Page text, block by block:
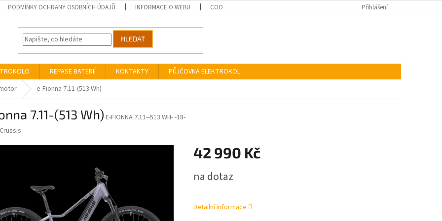
PODMÍNKY OCHRANY OSOBNÍCH ÚDAJŮ INFORMACE O WEBU COOKIES Přihlášení
HLEDAT
REPASE BATERIÍ KONTAKTY
PŮJČOVNA ELEKTROKOL
e-Fionna 7.11-(513 Wh)
7.11-(513 Wh) E-FIONNA 7.11--513 WH- -18-
Crussis
42 990 Kč
cena:
na dotaz
Detailní informace